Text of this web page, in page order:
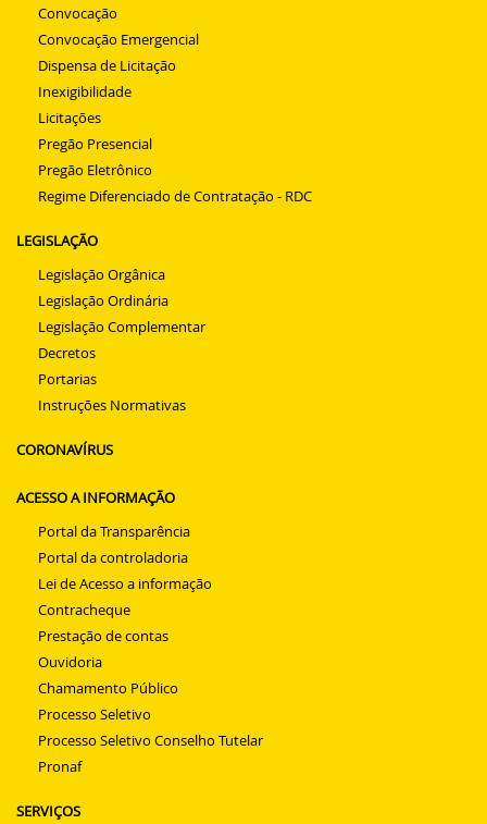
Convocação
Convocação Emergencial
Dispensa de Licitação
Inexigibilidade
Licitações
Pregão Presencial
Pregão Eletrônico
Regime Diferenciado de Contratação - RDC
LEGISLAÇÃO
Legislação Orgânica
Legislação Ordinária
Legislação Complementar
Decretos
Portarias
Instruções Normativas
CORONAVÍRUS
ACESSO A INFORMAÇÃO
Portal da Transparência
Portal da controladoria
Lei de Acesso a informação
Contracheque
Prestação de contas
Ouvidoria
Chamamento Público
Processo Seletivo
Processo Seletivo Conselho Tutelar
Pronaf
SERVIÇOS